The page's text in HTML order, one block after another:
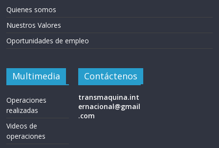
d
e
E
q
u
Quienes somos
Nuestros Valores
Oportunidades de empleo
Multimedia
Operaciones
realizadas
Videos de
operaciones
Contáctenos
transmaquina.int
ernacional@gmail
.com